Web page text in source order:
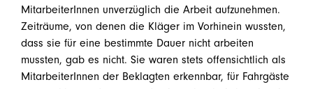
MitarbeiterInnen unverzüglich die Arbeit aufzunehmen.
Zeiträume, von denen die Kläger im Vorhinein wussten,
dass sie für eine bestimmte Dauer nicht arbeiten
mussten, gab es nicht. Sie waren stets offensichtlich als
MitarbeiterInnen der Beklagten erkennbar, für Fahrgäste